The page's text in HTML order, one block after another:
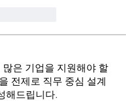
많은 기업을 지원해야 할
전제로 직무 중심 설계
해드립니다.